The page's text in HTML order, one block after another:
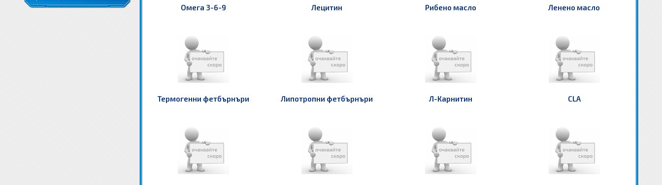
Омега 3-6-9 Лецитин Рибено масло Ленено масло
Термогенни фетбърнъри Липотропни фетбърнъри Л-Карнитин CLA